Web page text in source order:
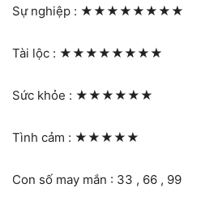
Sự nghiệp : ★★★★★★★★
Tài lộc : ★★★★★★★★
Sức khỏe : ★★★★★★
Tình cảm : ★★★★★
Con số may mắn : 33 , 66 , 99